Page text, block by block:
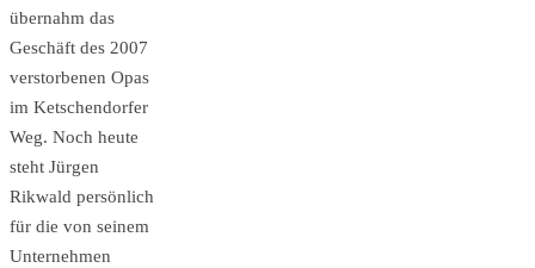
übernahm das
Geschäft des 2007
verstorbenen Opas
im Ketschendorfer
Weg. Noch heute
steht Jürgen
Rikwald persönlich
für die von seinem
Unternehmen